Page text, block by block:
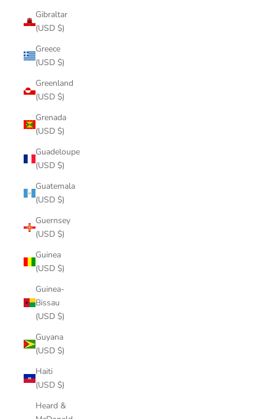
Gibraltar
(USD $)
Greece
(USD $)
Greenland
(USD $)
Grenada
(USD $)
Guadeloupe
(USD $)
Guatemala
(USD $)
Guernsey
(USD $)
Guinea
(USD $)
Guinea-
Bissau
(USD $)
Guyana
(USD $)
Haiti
(USD $)
Heard &